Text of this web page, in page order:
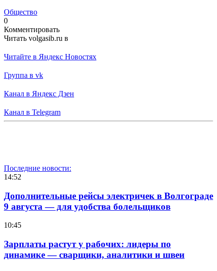
Общество
0
Комментировать
Читать volgasib.ru в
Читайте в Яндекс Новостях
Группа в vk
Канал в Яндекс Дзен
Канал в Telegram
Последние новости:
14:52
Дополнительные рейсы электричек в Волгограде
9 августа — для удобства болельщиков
10:45
Зарплаты растут у рабочих: лидеры по
динамике — сварщики, аналитики и швеи